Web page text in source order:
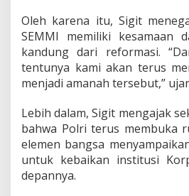
u
n
B
g
a
!
Oleh karena itu, Sigit
SEMMI memiliki kesamaan
kandung dari reformasi.
tentunya kami akan terus
menjadi amanah tersebut,”
Lebih dalam, Sigit mengajak
bahwa Polri terus membuka
elemen bangsa
untuk kebaikan institusi
depannya.